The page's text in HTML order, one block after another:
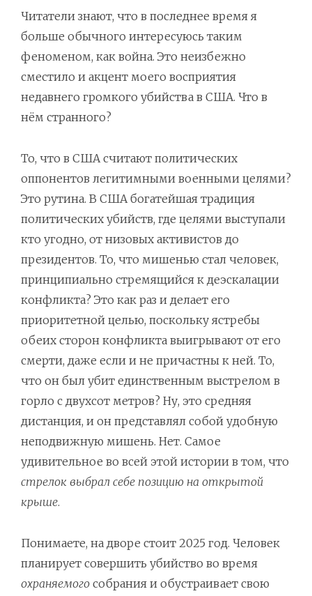
Читатели знают, что в последнее время я
больше обычного интересуюсь таким
феноменом, как война. Это неизбежно
сместило и акцент моего восприятия
недавнего громкого убийства в США. Что в
нём странного?
То, что в США считают политических
оппонентов легитимными военными целями?
Это рутина. В США богатейшая традиция
политических убийств, где целями выступали
кто угодно, от низовых активистов до
президентов. То, что мишенью стал человек,
принципиально стремящийся к деэскалации
конфликта? Это как раз и делает его
приоритетной целью, поскольку ястребы
обеих сторон конфликта выигрывают от его
смерти, даже если и не причастны к ней. То,
что он был убит единственным выстрелом в
горло с двухсот метров? Ну, это средняя
дистанция, и он представлял собой удобную
неподвижную мишень. Нет. Самое
удивительное во всей этой истории в том, что
стрелок выбрал себе позицию на открытой
крыше.
Понимаете, на дворе стоит 2025 год. Человек
планирует совершить убийство во время
охраняемого собрания и обустраивает свою